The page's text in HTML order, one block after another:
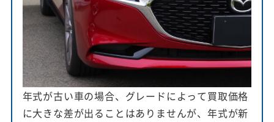
年式が古い車の場合、グレードによって買取価格
に大きな差が出ることはありませんが、年式が新